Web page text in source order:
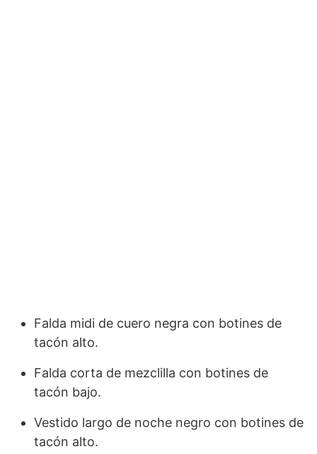
Falda midi de cuero negra con botines de
tacón alto.
Falda corta de mezclilla con botines de
tacón bajo.
Vestido largo de noche negro con botines de
tacón alto.